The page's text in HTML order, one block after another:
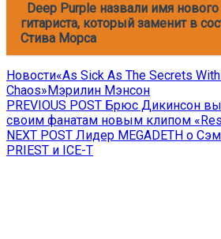
Deep Purple назвали имя нового
гитариста, который заменит в
Стива Морса
Новости«As Sick As The Secrets
Chaos»Мэрилин Мэнсон
Навигация
по
записям
PREVIOUS POST Previous
post:
Брюс Дикинсон
своим фанатам новым клипом
NEXT POST Next
post:
Лидер MEGADETH о
PRIEST и ICE-T